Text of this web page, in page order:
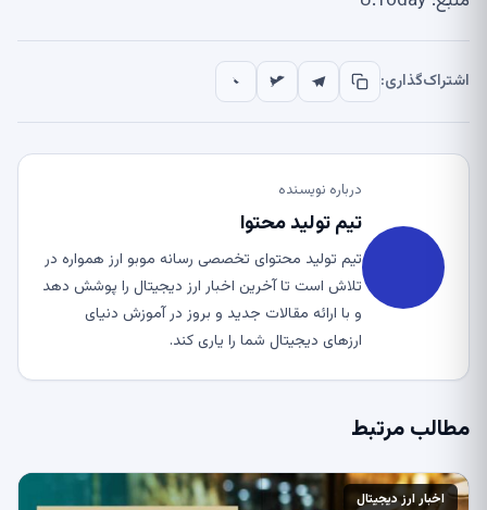
اشتراک‌گذاری:
درباره نویسنده
تیم تولید محتوا
تیم تولید محتوای تخصصی رسانه موبو ارز همواره در
تلاش است تا آخرین اخبار ارز دیجیتال را پوشش دهد
و با ارائه مقالات جدید و بروز در آموزش دنیای
ارزهای دیجیتال شما را یاری کند.
مطالب مرتبط
اخبار ارز دیجیتال